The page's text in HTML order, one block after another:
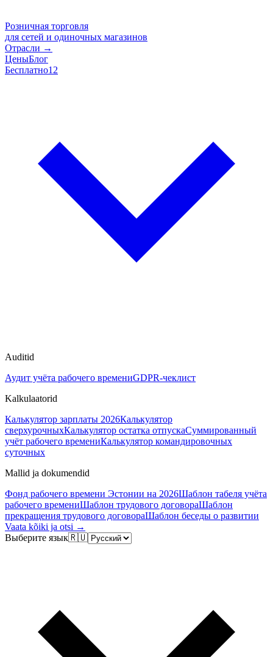
Розничная торговля
для сетей и одиночных магазинов
Отрасли →
ЦеныБлог
Бесплатно12
Auditid
Аудит учёта рабочего времениGDPR-чеклист
Kalkulaatorid
Калькулятор зарплаты 2026Калькулятор
сверхурочныхКалькулятор остатка отпускаСуммированный
учёт рабочего времениКалькулятор командировочных
суточных
Mallid ja dokumendid
Фонд рабочего времени Эстонии на 2026Шаблон табеля учёта
рабочего времениШаблон трудового договораШаблон
прекращения трудового договораШаблон беседы о развитии
Vaata kõiki ja otsi →
Выберите язык🇷🇺